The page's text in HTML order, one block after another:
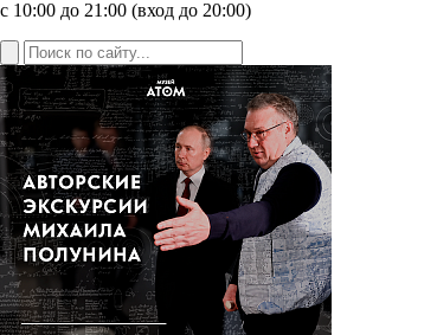
с 10:00 до 21:00 (вход до 20:00)